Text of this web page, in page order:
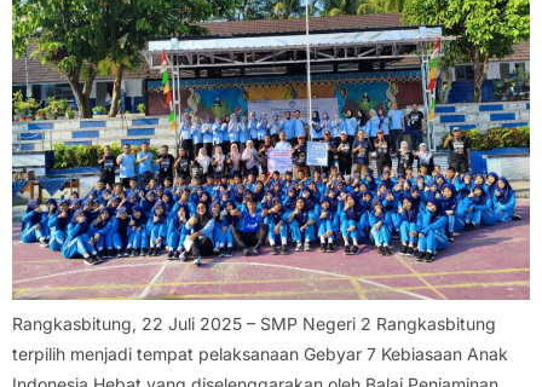
Rangkasbitung, 22 Juli 2025 – SMP Negeri 2 Rangkasbitung
terpilih menjadi tempat pelaksanaan Gebyar 7 Kebiasaan Anak